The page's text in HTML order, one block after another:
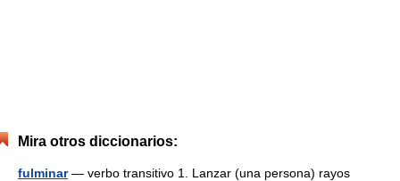
Mira otros diccionarios:
fulminar— verbo transitivo 1. Lanzar (una persona) rayos